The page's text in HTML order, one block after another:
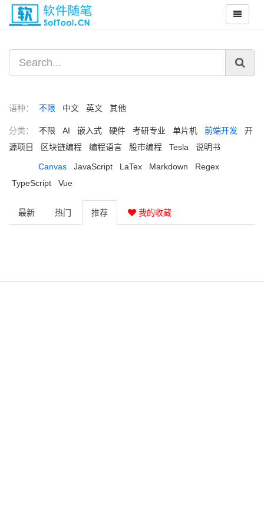
语种： 不限 中文 英文 其他
分类： 不限 AI 嵌入式 硬件 考研专业 单片机 前端开发
开
源项目
区块链编程 编程语言 股市编程 Tesla 说明书
Canvas JavaScript LaTex Markdown
Regex
TypeScript
Vue
最新 热门 推荐 我的收藏